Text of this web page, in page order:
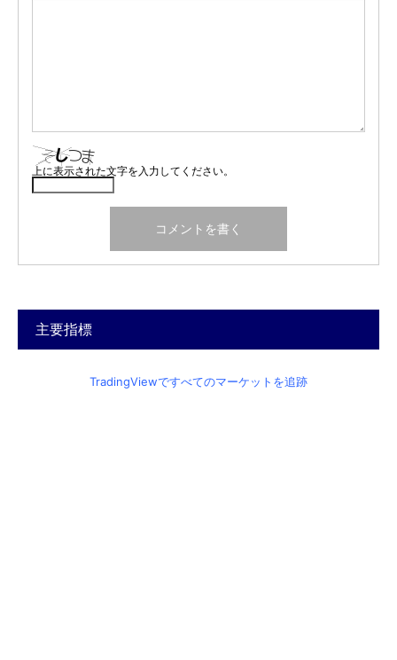
上に表示された文字を入力してください。
主要指標
TradingViewですべてのマーケットを追跡